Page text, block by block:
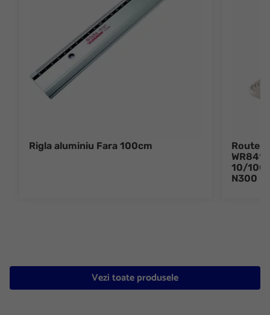
Rigla aluminiu Fara 100cm
Router
10/100,
N300
Vezi toate produsele